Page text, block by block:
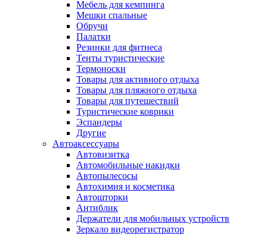
Мебель для кемпинга
Мешки спальные
Обручи
Палатки
Резинки для фитнеса
Тенты туристические
Термоноски
Товары для активного отдыха
Товары для пляжного отдыха
Товары для путешествий
Туристические коврики
Эспандеры
Другие
Автоаксессуары
Автовизитка
Автомобильные накидки
Автопылесосы
Автохимия и косметика
Автошторки
Антиблик
Держатели для мобильных устройств
Зеркало видеорегистратор